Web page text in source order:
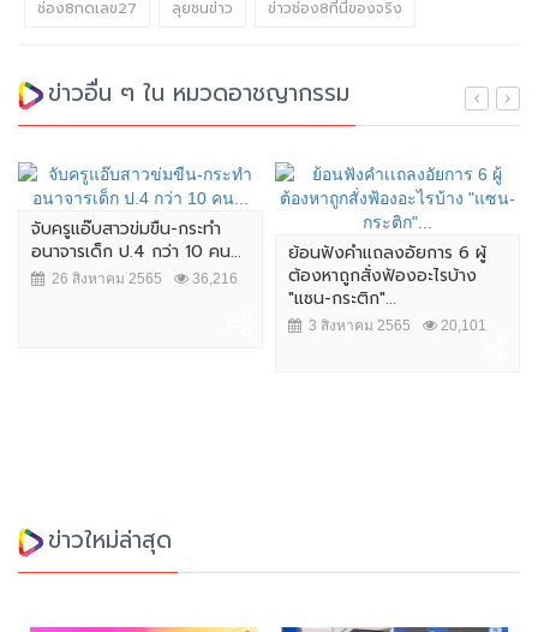
ช่อง8กดเลข27
ลุยชนข่าว ข่าวช่อง8ที่นี่ของจริง
ข่าวอื่น ๆ ใน หมวดอาชญากรรม
จับครูแอ๊บสาวข่มขืน-กระทำ
อนาจารเด็ก ป.4 กว่า 10 คน...
26 สิงหาคม 2565 36,216
ย้อนฟังคำเเถลงอัยการ 6 ผู้
ต้องหาถูกสั่งฟ้องอะไรบ้าง
"แซน-กระติก"...
3 สิงหาคม 2565 20,101
ข่าวใหม่ล่าสุด